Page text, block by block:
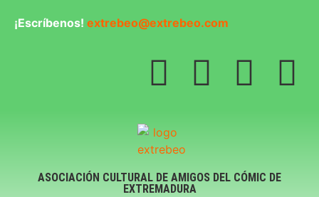
¡Escríbenos! extrebeo@extrebeo.com
ASOCIACIÓN CULTURAL DE AMIGOS DEL CÓMIC DE
EXTREMADURA